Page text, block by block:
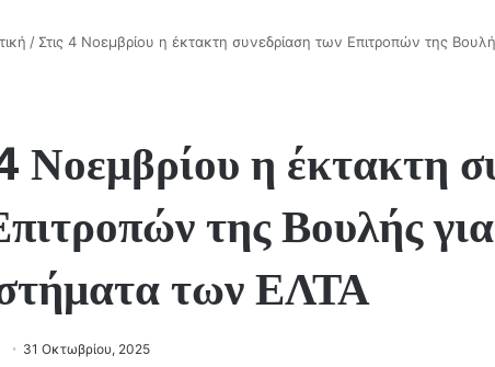
/ Στις 4 Νοεμβρίου η έκτακτη συνεδρίαση των Επιτροπών της
Νοεμβρίου η έκτακτη
της Βουλής
των ΕΛΤΑ
31 Οκτωβρίου, 2025